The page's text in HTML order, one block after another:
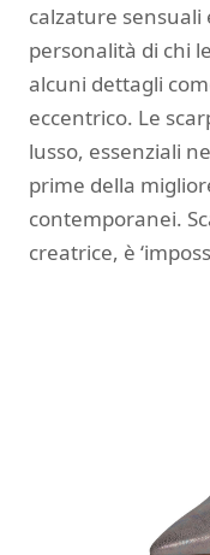
calzature
personalità di chi
alcuni dettagli
eccentrico. Le
lusso, essenziali
prime della
contemporanei.
creatrice, è